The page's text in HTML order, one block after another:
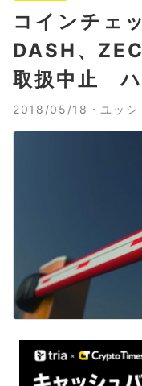
コインチェ
DASH、
取扱中止 ハ
2018/05/18・ ユッシ